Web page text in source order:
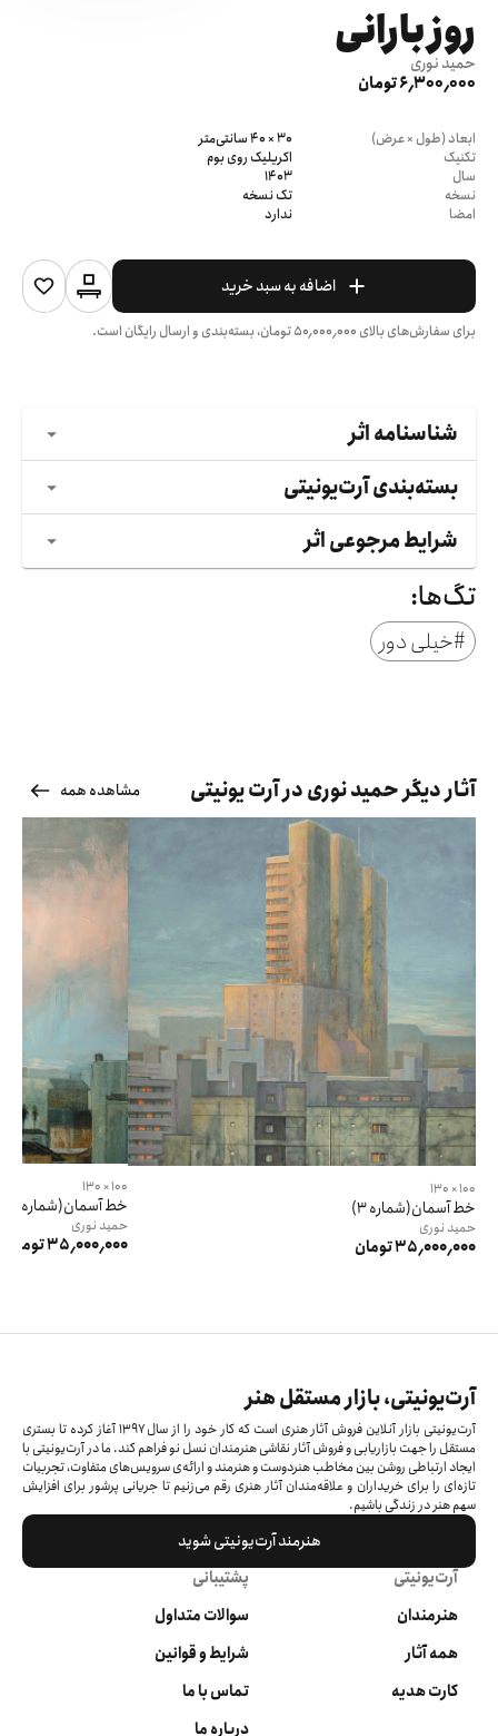
روز بارانی
حمید نوری
6٬300٬000 تومان
ابعاد (طول × عرض)
30 × 40 سانتی‌متر
تکنیک
اکریلیک روی بوم
سال
1403
نسخه
تک نسخه
امضا
ندارد
اضافه به سبد خرید
برای سفارش‌های بالای ۵۰٬۰۰۰٬۰۰۰تومان، بسته‌بندی و ارسال رایگان است.
شناسنامه اثر
بسته‌بندی آرت‌یونیتی
شرایط مرجوعی اثر
تگ‌ها:
#خیلی دور
آثار دیگر حمید نوری در آرت یونیتی مشاهده همه
100 × 130
خط آسمان(شماره 3)
حمیدنوری
35٬000٬000 تومان
100 × 130
خط آسمان(شماره ۲)
حمیدنوری
35٬000٬000 تومان
آرت‌یونیتی، بازار مستقل هنر
آرت‌یونیتی بازار آنلاین فروش آثار هنری است که کار خود را از سال ۱۳۹۷ آغاز کرده‌ تا بستری
مستقل را جهت بازاریابی و فروش آثار نقاشی هنرمندان نسل نو فراهم کند. ما در آرت‌یونیتی با
ایجاد ارتباطی روشن بین مخاطب هنردوست و هنرمند و ارائه‌ی سرویس‌های متفاوت، تجربیات
تازه‌ای را برای خریداران و علاقه‌مندان آثار هنری رقم می‌زنیم تا جریانی پرشور برای افزایش
سهم هنر در زندگی باشیم.
هنرمند آرت‌یونیتی شوید
آرت‌یونیتی
هنرمندان
همه آثار
کارت هدیه
پشتیبانی
سوالات متداول
شرایط و قوانین
تماس با ما
درباره ما